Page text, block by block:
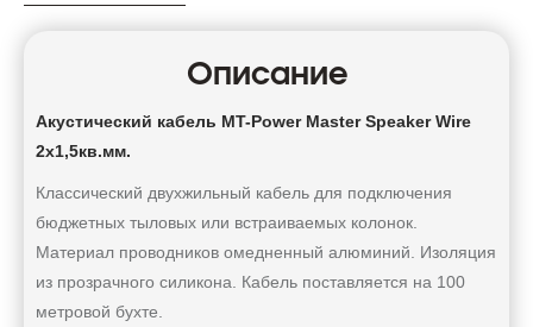
Описание
Акустический кабель MT-Power Master Speaker Wire
2x1,5кв.мм.
Классический двухжильный кабель для подключения
бюджетных тыловых или встраиваемых колонок.
Материал проводников омедненный алюминий. Изоляция
из прозрачного силикона. Кабель поставляется на 100
метровой бухте.